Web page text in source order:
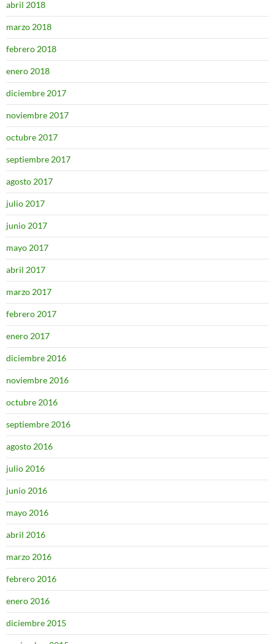
abril 2018
marzo 2018
febrero 2018
enero 2018
diciembre 2017
noviembre 2017
octubre 2017
septiembre 2017
agosto 2017
julio 2017
junio 2017
mayo 2017
abril 2017
marzo 2017
febrero 2017
enero 2017
diciembre 2016
noviembre 2016
octubre 2016
septiembre 2016
agosto 2016
julio 2016
junio 2016
mayo 2016
abril 2016
marzo 2016
febrero 2016
enero 2016
diciembre 2015